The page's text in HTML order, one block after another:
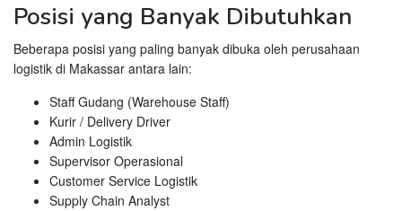
Posisi yang Banyak Dibutuhkan
Beberapa posisi yang paling banyak dibuka oleh perusahaan
logistik di Makassar antara lain:
Staff Gudang (Warehouse Staff)
Kurir / Delivery Driver
Admin Logistik
Supervisor Operasional
Customer Service Logistik
Supply Chain Analyst